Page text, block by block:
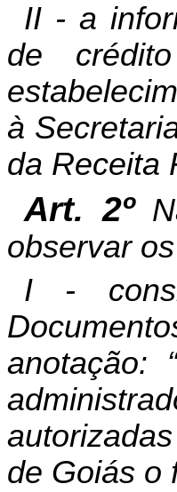
II - a
de
à
da Receita
Art. 2º
observaros
I -
anotação:
de Goiás o